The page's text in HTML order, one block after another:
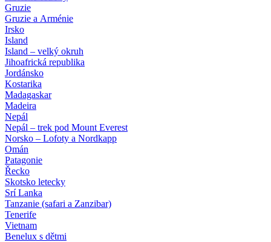
Gruzie
Gruzie a Arménie
Irsko
Island
Island – velký okruh
Jihoafrická republika
Jordánsko
Kostarika
Madagaskar
Madeira
Nepál
Nepál – trek pod Mount Everest
Norsko – Lofoty a Nordkapp
Omán
Patagonie
Řecko
Skotsko letecky
Srí Lanka
Tanzanie (safari a Zanzibar)
Tenerife
Vietnam
Benelux s dětmi